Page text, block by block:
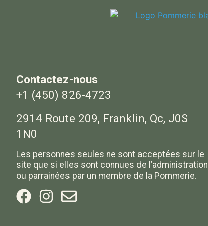
Contactez-nous
+1 (450) 826-4723
2914 Route 209, Franklin, Qc, J0S
1N0
Les personnes seules ne sont acceptées sur le
site que si elles sont connues de l’administration
ou parrainées par un membre de la Pommerie.